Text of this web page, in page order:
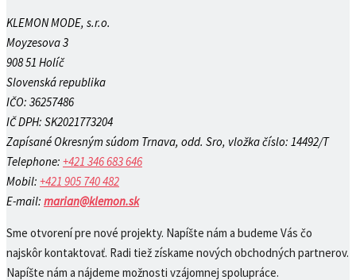
KLEMON MODE, s.r.o.
Moyzesova 3
908 51 Holíč
Slovenská republika
IČO: 36257486
IČ DPH: SK2021773204
Zapísané Okresným súdom Trnava, odd. Sro, vložka číslo: 14492/T
Telephone: +421 346 683 646
Mobil: +421 905 740 482
E-mail: marian@klemon.sk
Sme otvorení pre nové projekty. Napíšte nám a budeme Vás čo
najskôr kontaktovať. Radi tiež získame nových obchodných partnerov.
Napíšte nám a nájdeme možnosti vzájomnej spolupráce.